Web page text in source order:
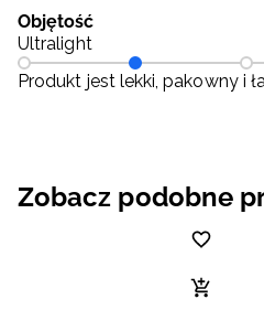
Objętość
Ultralight
Produkt jest lekki, pakowny i
Zobacz podobne